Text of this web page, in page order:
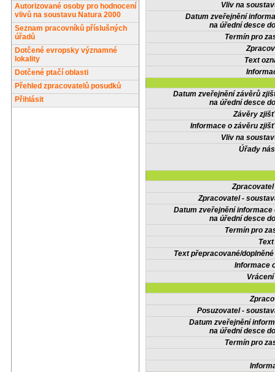
Autorizované osoby pro hodnocení
vlivů na soustavu Natura 2000
Seznam pracovníků příslušných
úřadů
Dotčené evropsky významné
lokality
Dotčené ptačí oblasti
Přehled zpracovatelů posudků
Přihlásit
Vliv na
Datum zveřejnění
na úřední desce
Termín pro
Text
Datum zveřejnění závěrů
na úřední desce
Závěry
Informace o závěru
Vliv na
Úřady
Zpracovatel -
Datum zveřejnění informace
na úřední desce
Termín pro
Text přepracované/
Informace
Posuzovatel -
Datum zveřejnění
na úřední desce
Termín pro